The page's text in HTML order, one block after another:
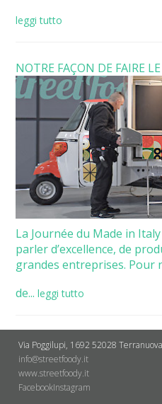
leggi tutto
NOTRE FAÇON DE FAIRE
La Journée du Made in
parler d’excellence, de
grandes entreprises. Pour
de... leggi tutto
Via Poggilupi, 1692 52028
info@streetfoody.it
www.streetfoody.it
Facebook​Instagram